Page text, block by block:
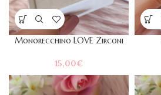
Monorecchino LOVE Zirconi
15,00€